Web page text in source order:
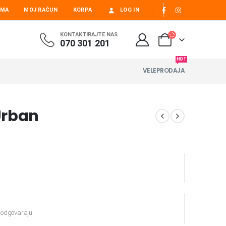
MOJ RAČUN KORPA LOG IN
KONTAKTIRAJTE NAS
070 301 201
VELEPRODAJA
HOT